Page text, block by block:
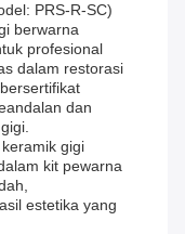
PRS-R-SC)
berwarna
profesional
dalam restorasi
dan
gigi
kit pewarna
estetika yang